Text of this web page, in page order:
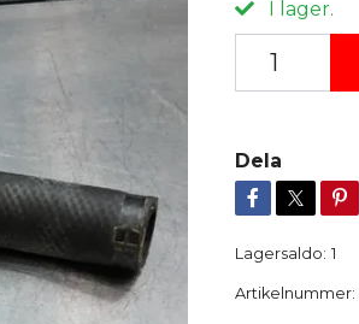
I lager.
Dela
Lagersaldo: 1
Artikelnummer: